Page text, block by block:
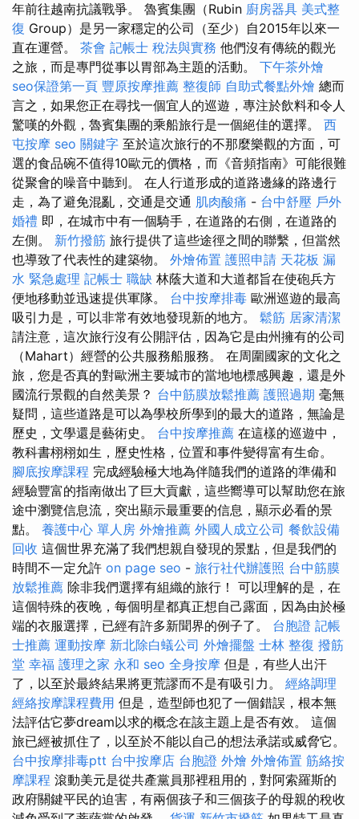
年前往越南抗議戰爭。 魯賓集團（Rubin 廚房器具 美式整
復 Group）是另一家穩定的公司（至少）自2015年以來一
直在運營。 茶會 記帳士 稅法與實務 他們沒有傳統的觀光
之旅，而是專門從事以胃部為主題的活動。 下午茶外燴
seo保證第一頁 豐原按摩推薦 整復師 自助式餐點外燴 總而
言之，如果您正在尋找一個宜人的巡遊，專注於飲料和令人
驚嘆的外觀，魯賓集團的乘船旅行是一個絕佳的選擇。 西
屯按摩 seo 關鍵字 至於這次旅行的不那麼樂觀的方面，可
選的食品碗不值得10歐元的價格，而《音頻指南》可能很難
從聚會的噪音中聽到。 在人行道形成的道路邊緣的路邊行
走，為了避免混亂，交通是交通 肌肉酸痛 - 台中舒壓 戶外
婚禮 即，在城市中有一個騎手，在道路的右側，在道路的
左側。 新竹撥筋 旅行提供了這些途徑之間的聯繫，但當然
也導致了代表性的建築物。 外燴佈置 護照申請 天花板 漏
水 緊急處理 記帳士 職缺 林蔭大道和大道都旨在使砲兵方
便地移動並迅速提供軍隊。 台中按摩排毒 歐洲巡遊的最高
吸引力是，可以非常有效地發現新的地方。 鬆筋 居家清潔
請注意，這次旅行沒有公開評估，因為它是由州擁有的公司
（Mahart）經營的公共服務船服務。 在周圍國家的文化之
旅，您是否真的對歐洲主要城市的當地地標感興趣，還是外
國流行景觀的自然美景？ 台中筋膜放鬆推薦 護照過期 毫無
疑問，這些道路是可以為學校所學到的最大的道路，無論是
歷史，文學還是藝術史。 台中按摩推薦 在這樣的巡遊中，
教科書栩栩如生，歷史性格，位置和事件變得富有生命。
腳底按摩課程 完成經驗極大地為伴隨我們的道路的準備和
經驗豐富的指南做出了巨大貢獻，這些嚮導可以幫助您在旅
途中瀏覽信息流，突出顯示最重要的信息，顯示必看的景
點。 養護中心 單人房 外燴推薦 外國人成立公司 餐飲設備
回收 這個世界充滿了我們想親自發現的景點，但是我們的
時間不一定允許 on page seo - 旅行社代辦護照 台中筋膜
放鬆推薦 除非我們選擇有組織的旅行！ 可以理解的是，在
這個特殊的夜晚，每個明星都真正想自己露面，因為由於極
端的衣服選擇，已經有許多新聞界的例子了。 台胞證 記帳
士推薦 運動按摩 新北除白蟻公司 外燴擺盤 士林 整復 撥筋
堂 幸福 護理之家 永和 seo 全身按摩 但是，有些人出汗
了，以至於最終結果將更荒謬而不是有吸引力。 經絡調理
經絡按摩課程費用 但是，造型師也犯了一個錯誤，根本無
法評估它夢dream以求的概念在該主題上是否有效。 這個
旅已經被抓住了，以至於不能以自己的想法承諾或威脅它。
台中按摩排毒ptt 台中按摩店 台胞證 外燴 外燴佈置 筋絡按
摩課程 滾動美元是從共產黨員那裡租用的，對阿索羅斯的
政府關鍵平民的迫害，有兩個孩子和三個孩子的母親的稅收